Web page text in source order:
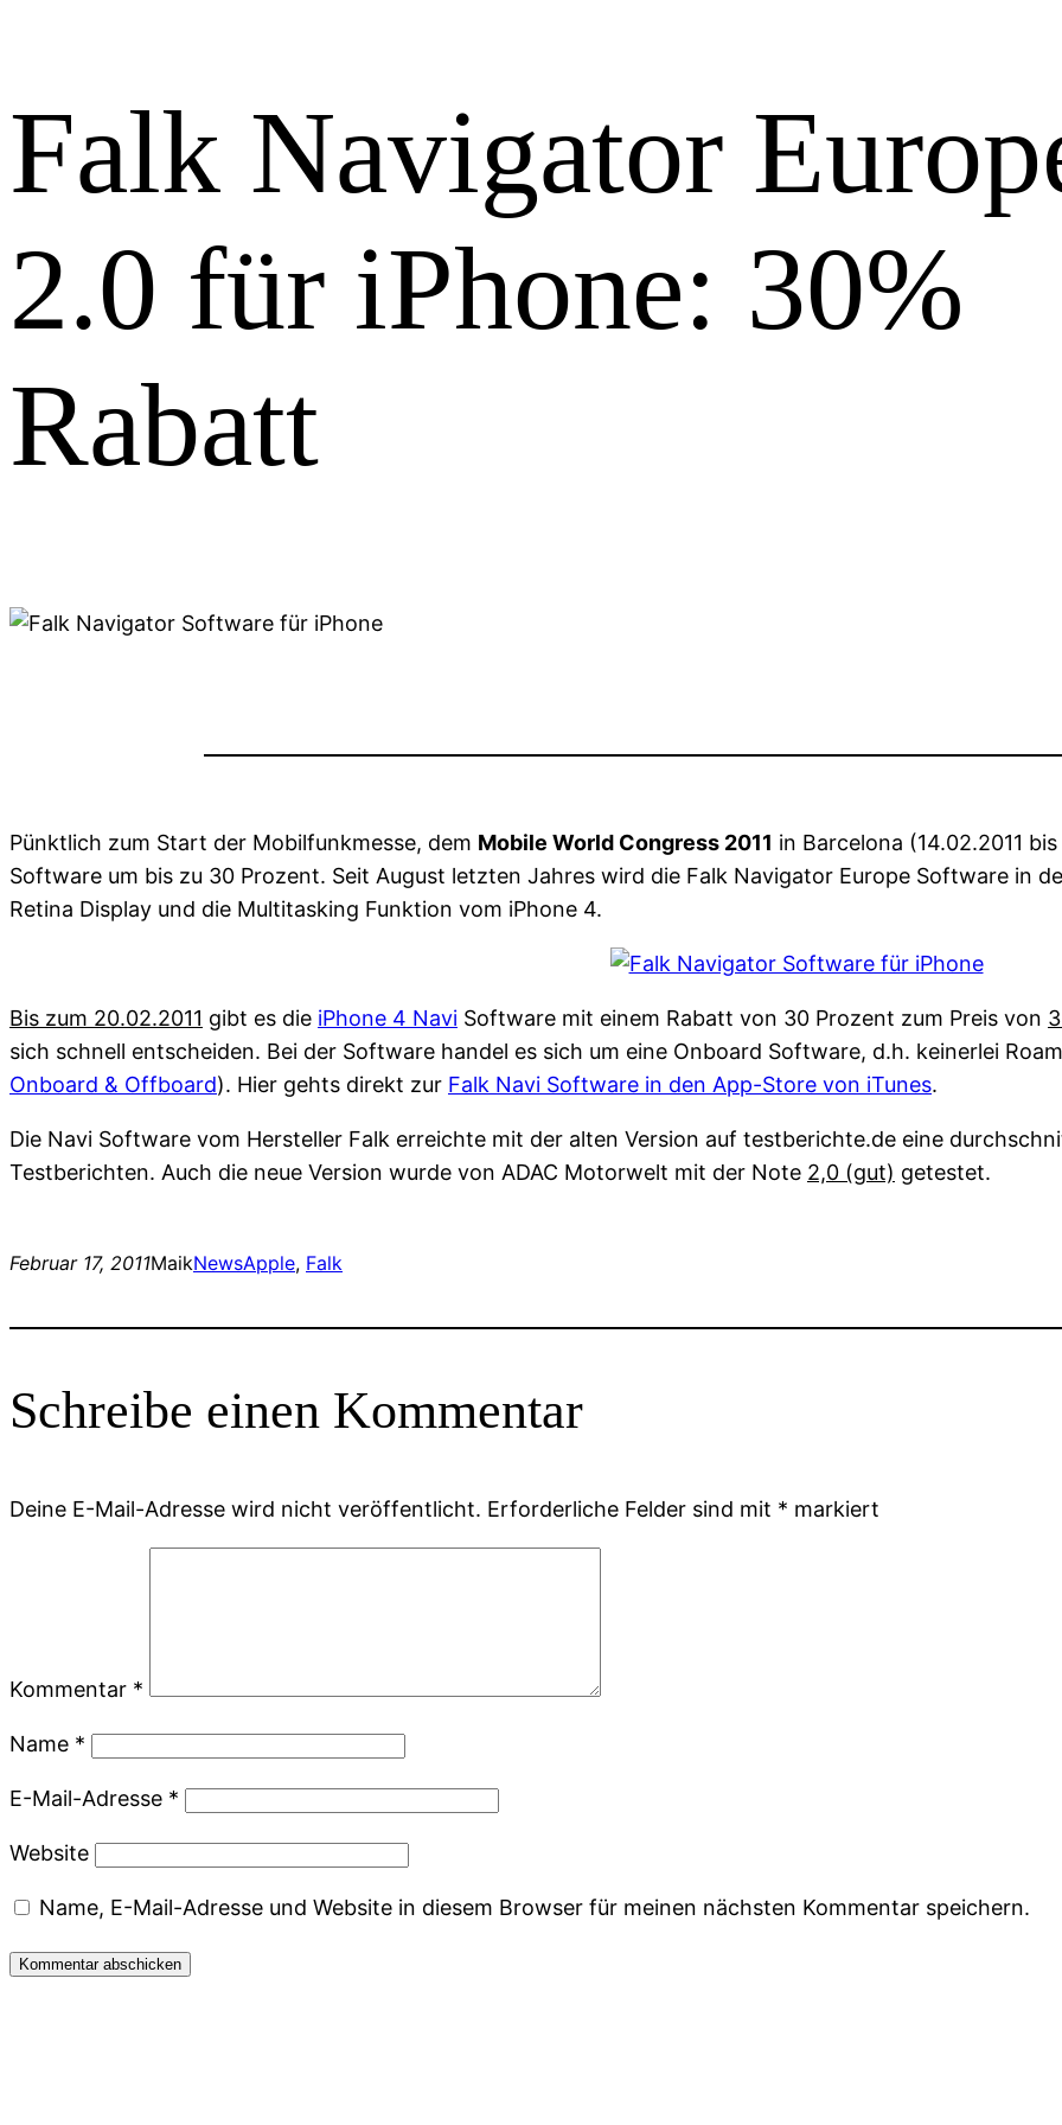
Falk Navigator
2.0 für iPhone: 30%
Rabatt
Pünktlich zum Start der Mobilfunkmesse, dem Mobile World Congress 2011 in Barcelona (14.02.2011
Software um bis zu 30 Prozent. Seit August letzten Jahres wird die Falk Navigator Europe Software in
Retina Display und die Multitasking Funktion vom iPhone 4.
Bis zum 20.02.2011 gibt es die iPhone 4 Navi Software mit einem Rabatt von 30 Prozent zum Preis von
sich schnell entscheiden. Bei der Software handel es sich um eine Onboard Software, d.h. keinerlei
Onboard & Offboard). Hier gehts direkt zur Falk Navi Software in den App-Store von iTunes.
Die Navi Software vom Hersteller Falk erreichte mit der alten Version auf testberichte.de eine
Testberichten. Auch die neue Version wurde von ADAC Motorwelt mit der Note 2,0 (gut) getestet.
Februar 17, 2011MaikNewsApple, Falk
Schreibe einen Kommentar
Deine E-Mail-Adresse wird nicht veröffentlicht. Erforderliche Felder sind mit * markiert
Kommentar *
Name *
E-Mail-Adresse *
Website
Name, E-Mail-Adresse und Website in diesem Browser für meinen nächsten Kommentar speichern.